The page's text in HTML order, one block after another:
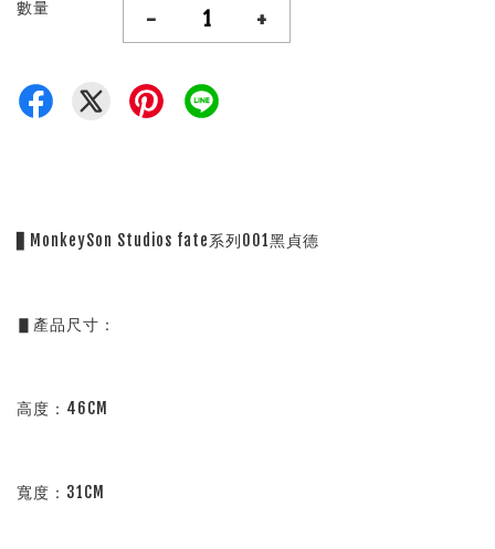
數量 - +
▋MonkeySon Studios fate系列001黑貞德
▋產品尺寸：
高度：46CM
寬度：31CM